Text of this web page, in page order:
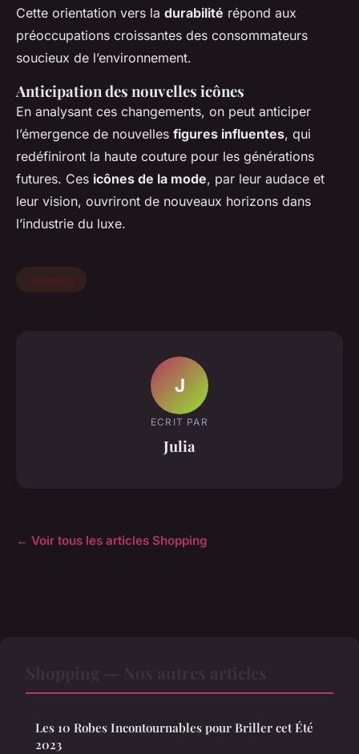
Cette orientation vers la durabilité répond aux
préoccupations croissantes des consommateurs
soucieux de l’environnement.
Anticipation des nouvelles icônes
En analysant ces changements, on peut anticiper
l’émergence de nouvelles figures influentes, qui
redéfiniront la haute couture pour les générations
futures. Ces icônes de la mode, par leur audace et
leur vision, ouvriront de nouveaux horizons dans
l’industrie du luxe.
Shopping
J
ECRIT PAR
Julia
← Voir tous les articles Shopping
Les 10 Robes Incontournables pour Briller cet Été
2023